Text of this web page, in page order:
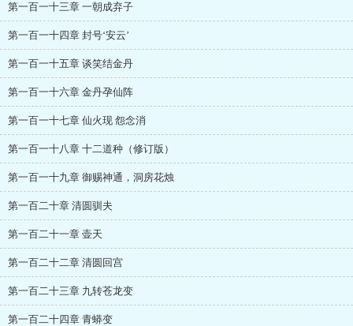
第一百一十三章 一朝成弃子
第一百一十四章 封号‘安云’
第一百一十五章 谈笑结金丹
第一百一十六章 金丹孕仙阵
第一百一十七章 仙火现 怨念消
第一百一十八章 十二道种（修订版）
第一百一十九章 御赐神通，洞房花烛
第一百二十章 清圆驯夫
第一百二十一章 壶天
第一百二十二章 清圆回宫
第一百二十三章 九转苍龙变
第一百二十四章 青蟒变